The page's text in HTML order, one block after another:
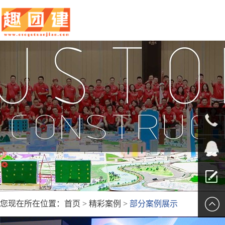
您现在所在位置： 首页 > 精彩案例 > 部分案例展示
010-
QQ客服
留言报